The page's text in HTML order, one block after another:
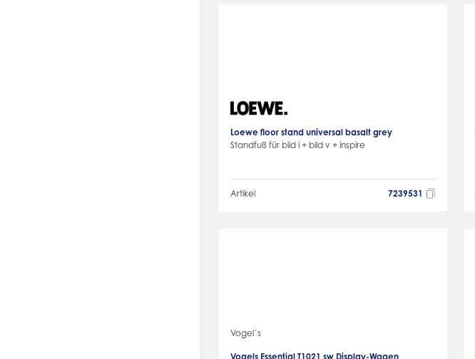
Loewe floor stand universal basalt grey
Standfuß für bild i + bild v + inspire
Artikel 7239531
Vogel´s
Vogels Essential T1021 sw Display-Wagen